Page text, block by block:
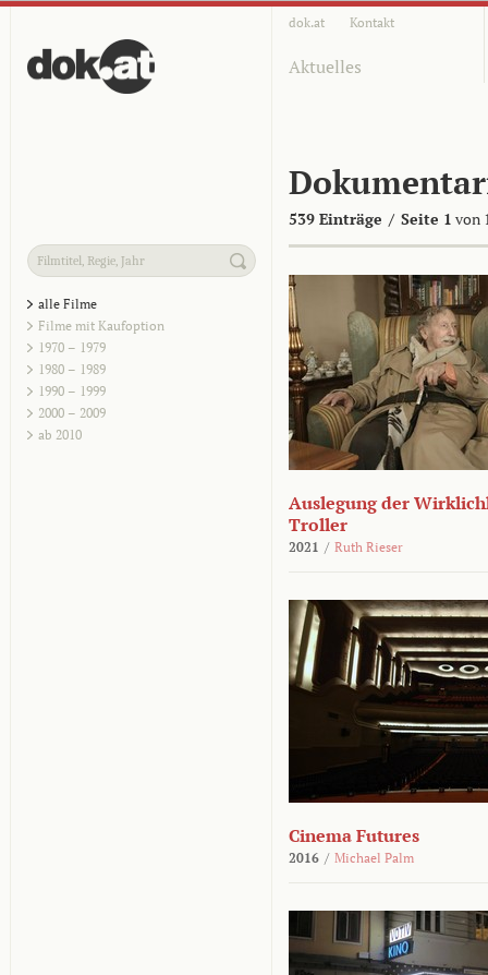
dok.at Kontakt
Aktuelles
539 Einträge / Seite 1 von
alle Filme
Filme mit Kaufoption
1970 – 1979
1980 – 1989
1990 – 1999
2000 – 2009
ab 2010
Auslegung der
Troller
2021 / Ruth Rieser
Cinema Futures
2016 / Michael Palm